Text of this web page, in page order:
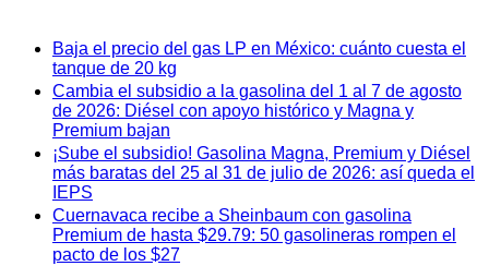
Baja el precio del gas LP en México: cuánto cuesta el
tanque de 20 kg
Cambia el subsidio a la gasolina del 1 al 7 de agosto
de 2026: Diésel con apoyo histórico y Magna y
Premium bajan
¡Sube el subsidio! Gasolina Magna, Premium y Diésel
más baratas del 25 al 31 de julio de 2026: así queda el
IEPS
Cuernavaca recibe a Sheinbaum con gasolina
Premium de hasta $29.79: 50 gasolineras rompen el
pacto de los $27